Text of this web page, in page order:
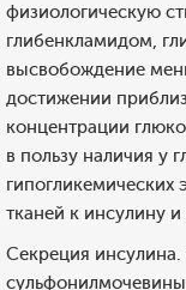
физиологическую
глибенкламидом,
высвобождение
достижении
концентрации
в пользу наличия у
гипогликемических
тканей к инсулину
Секреция